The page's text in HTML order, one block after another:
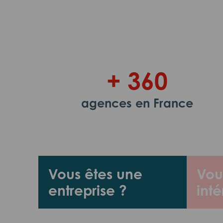
Vous êtes une
entreprise ?
+ 360
agences en France